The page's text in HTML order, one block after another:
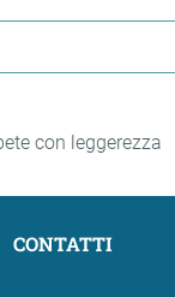
con leggerezza
CONTATTI